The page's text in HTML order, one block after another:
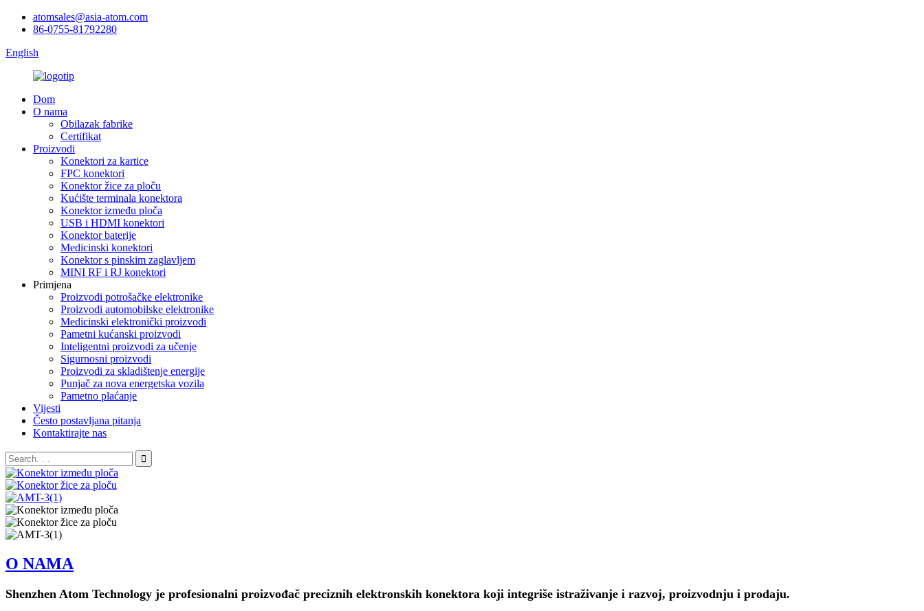
atomsales@asia-atom.com
86-0755-81792280
English
Dom
O nama
Obilazak fabrike
Certifikat
Proizvodi
Konektori za kartice
FPC konektori
Konektor žice za ploču
Kućište terminala konektora
Konektor između ploča
USB i HDMI konektori
Konektor baterije
Medicinski konektori
Konektor s pinskim zaglavljem
MINI RF i RJ konektori
Primjena
Proizvodi potrošačke elektronike
Proizvodi automobilske elektronike
Medicinski elektronički proizvodi
Pametni kućanski proizvodi
Inteligentni proizvodi za učenje
Sigurnosni proizvodi
Proizvodi za skladištenje energije
Punjač za nova energetska vozila
Pametno plaćanje
Vijesti
Često postavljana pitanja
Kontaktirajte nas
O NAMA
Shenzhen Atom Technology je profesionalni proizvođač preciznih elektronskih konektora koji integriše istraživanje i razvoj, proizvodnju i prodaju.